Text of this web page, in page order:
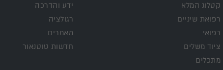
קטלוג המלא
רפואת שיניים
רפואי
ציוד משלים
מתכלים
ידע והדרכה
רגולציה
מאמרים
חדשות טוטנאור